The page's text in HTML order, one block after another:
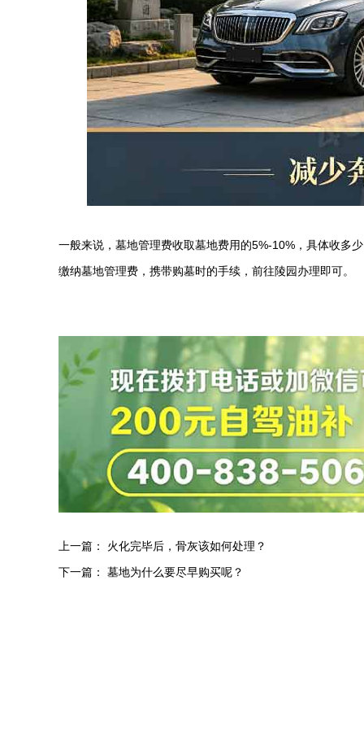
一般来说，墓地管理费收取墓地费用的5%-10% ，具体收多
缴纳墓地管理费，携带购墓时的手续，前往陵园办理即可。
上一篇： 火化完毕后，骨灰该如何处理？
下一篇： 墓地为什么要尽早购买呢？